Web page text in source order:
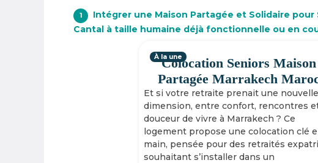
1
Intégrer une Maison Partagée et Solidaire pour
Cantal à taille humaine déjà fonctionnelle ou en
Colocation Seniors Maison
Partagée Marrakech
Et si votre retraite prenait une nouvelle
dimension, entre confort, rencontres
douceur de vivre à Marrakech ? Ce
logement propose une colocation clé
main, pensée pour des retraités
souhaitant s’installer dans un
À la une